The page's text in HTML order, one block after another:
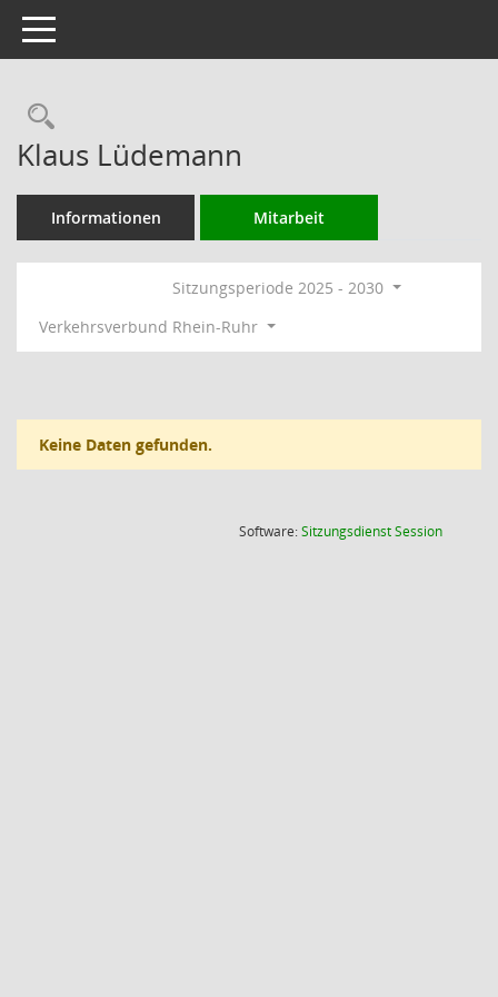
Toggle navigation
Rechercheauswahl
Klaus Lüdemann
Informationen Mitarbeit
Sitzungsperiode 2025 - 2030
Verkehrsverbund Rhein-Ruhr
Keine Daten gefunden.
Software:SitzungsdienstSession(Wird in